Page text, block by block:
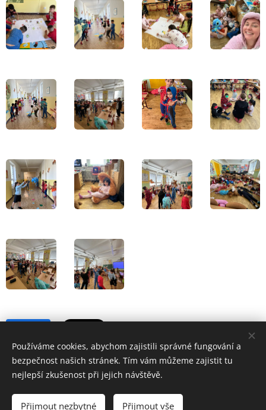
Základní škola a Mateřská škola Školní 1/814,Havířov-Šumbark,
Používáme cookies, abychom zajistili správné fungování a
bezpečnost našich stránek. Tím vám můžeme zajistit tu
nejlepší zkušenost při jejich návštěvě.
Přijmout nezbytné Přijmout vše